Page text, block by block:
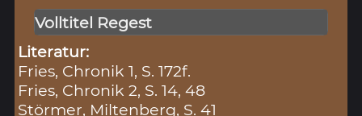
Volltitel Regest
Literatur:
Fries, Chronik 1, S. 172f.
Fries, Chronik 2, S. 14, 48
Störmer, Miltenberg, S. 41